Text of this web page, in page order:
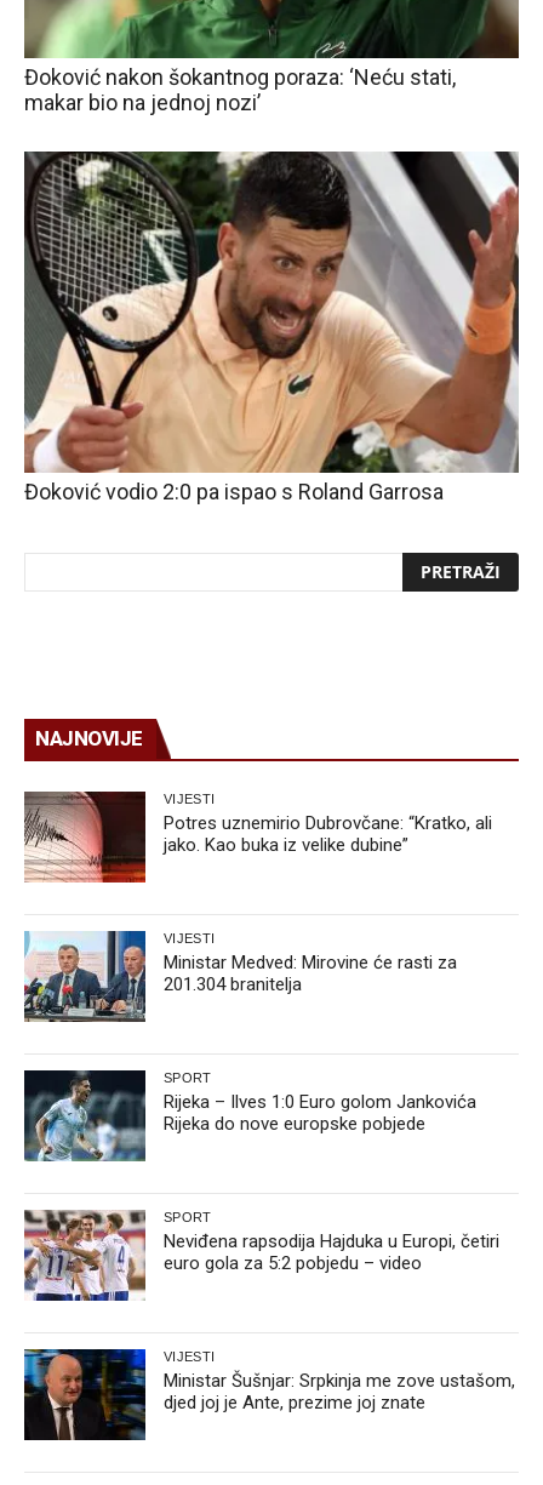
Đoković nakon šokantnog poraza: ‘Neću stati,
makar bio na jednoj nozi’
Đoković vodio 2:0 pa ispao s Roland Garrosa
NAJNOVIJE
VIJESTI
Potres uznemirio Dubrovčane: “Kratko, ali
jako. Kao buka iz velike dubine”
VIJESTI
Ministar Medved: Mirovine će rasti za
201.304 branitelja
SPORT
Rijeka – Ilves 1:0 Euro golom Jankovića
Rijeka do nove europske pobjede
SPORT
Neviđena rapsodija Hajduka u Europi, četiri
euro gola za 5:2 pobjedu – video
VIJESTI
Ministar Šušnjar: Srpkinja me zove ustašom,
djed joj je Ante, prezime joj znate